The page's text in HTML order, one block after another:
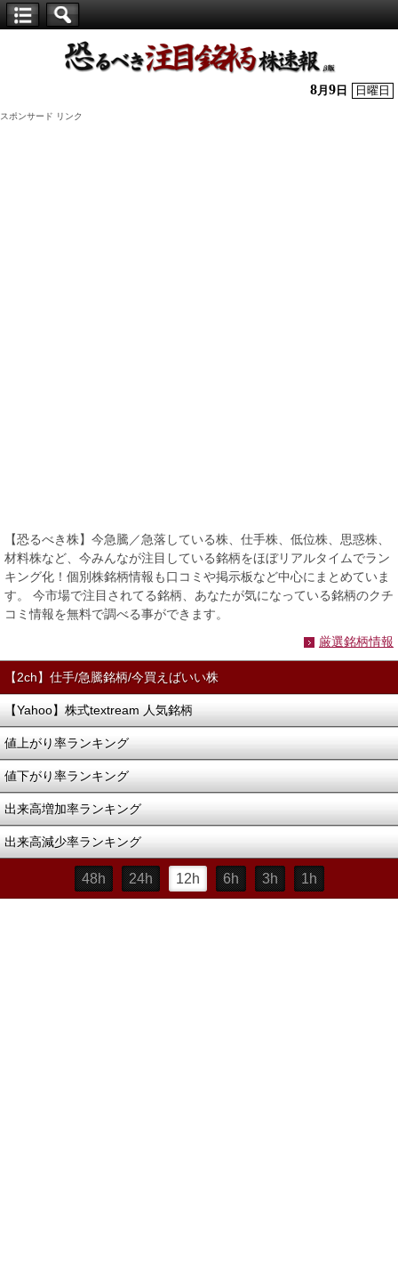
株】
8月 9 日 日曜日
スポンサード リンク
【恐るべき株】今急騰／急落している株、仕手株、低位株、思惑株、
材料株など、今みんなが注目している銘柄をほぼリアルタイムでラン
キング化！個別株銘柄情報も口コミや掲示板など中心にまとめていま
す。 今市場で注目されてる銘柄、あなたが気になっている銘柄のクチ
コミ情報を無料で調べる事ができます。
厳選銘柄情報
【2ch】仕手/急騰銘柄/今買えばいい株
【Yahoo】株式textream 人気銘柄
値上がり率ランキング
値下がり率ランキング
出来高増加率ランキング
出来高減少率ランキング
48h 24h 12h 6h 3h 1h